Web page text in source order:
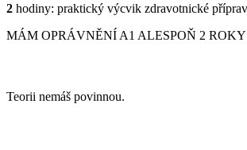
2 hodiny: praktický výcvik zdravotnické
MÁM OPRÁVNĚNÍ A1 ALESPOŇ 2 ROKY
Teorii nemáš povinnou.